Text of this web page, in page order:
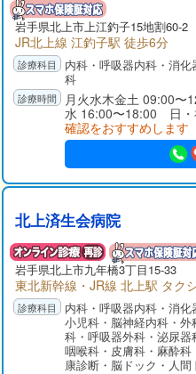
岩手県北上市上江釣子15地割60-2
JR北上線 江釣子駅 徒歩6分
内科・呼吸器内科・消
科
月火水木金土 09:00
水 16:00〜18:00 日
確認をおすすめします
北上済生会病院
岩手県北上市九年橋3丁目15-33
東北新幹線・JR線 北上駅 タク
内科・呼吸器内科・消化
小児科・脳神経内科・
科・呼吸器外科・泌尿
咽喉科・皮膚科・麻酔
康診断・脳ドック・人間